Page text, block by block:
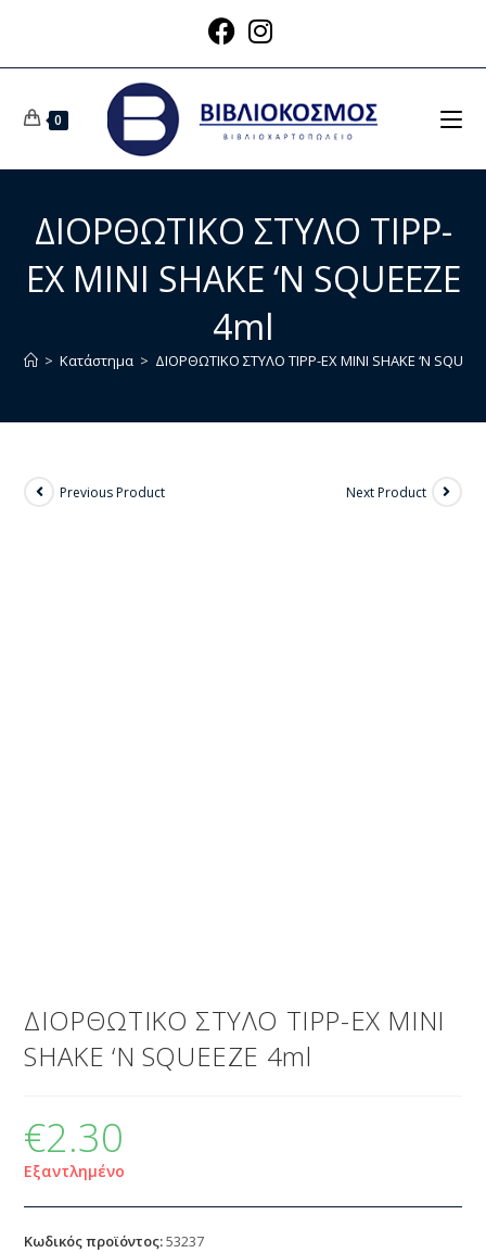
0
ΔΙΟΡΘΩΤΙΚΟ ΣΤΥΛΟ TIPP-
EX MINI SHAKE ‘N SQUEEZE
4ml
> Κατάστημα > ΔΙΟΡΘΩΤΙΚΟ ΣΤΥΛΟ TIPP-EX MINI SHAKE ‘N
Previous Product Next Product
ΔΙΟΡΘΩΤΙΚΟ ΣΤΥΛΟ TIPP-EX MINI
SHAKE ‘N SQUEEZE 4ml
€2.30
Εξαντλημένο
Κωδικός προϊόντος:53237